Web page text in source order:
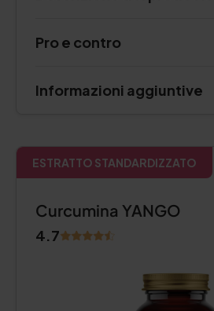
Pro e contro
Informazioni aggiuntive
ESTRATTO STANDARDIZZATO
Curcumina YANGO
4.7